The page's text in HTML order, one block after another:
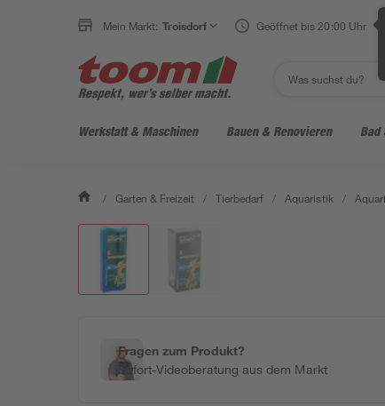
Mein Markt: Troisdorf Geöffnet bis 20:00 Uhr
Werkstatt & Maschinen Bauen & Renovieren Bad
/ Garten & Freizeit / Tierbedarf / Aquaristik /
Fragen zum Produkt?
Sofort-Videoberatung aus dem Markt